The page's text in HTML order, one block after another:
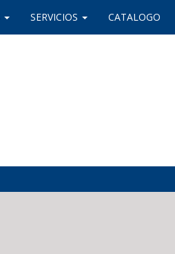
SERVICIOS CATALOGO